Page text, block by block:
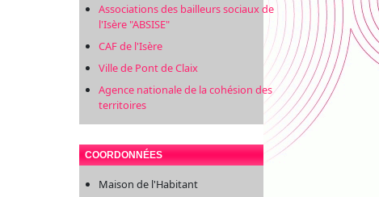
Associations des bailleurs sociaux de
l'Isère "ABSISE"
CAF de l'Isère
Ville de Pont de Claix
Agence nationale de la cohésion des
territoires
COORDONNÉES
Maison de l'Habitant